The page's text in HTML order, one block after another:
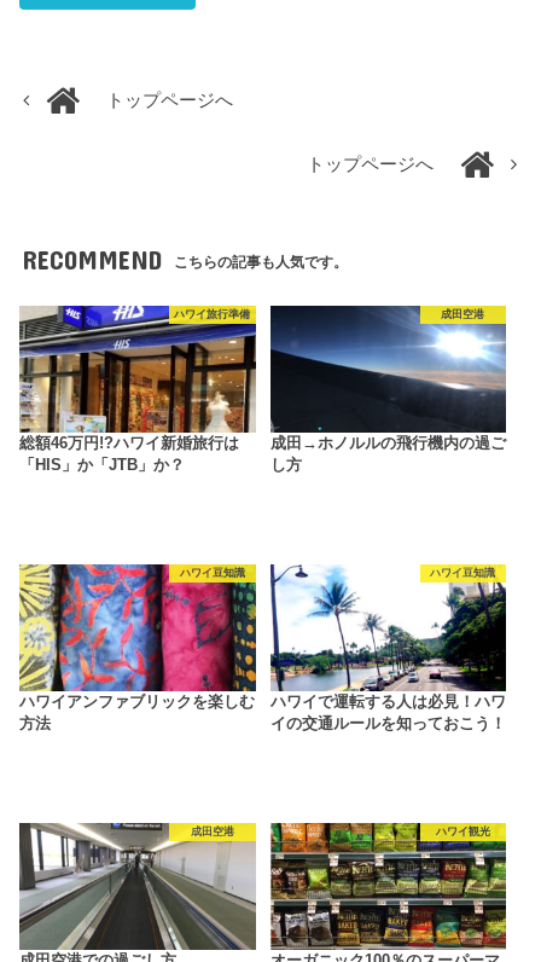
トップページへ
トップページへ
RECOMMEND こちらの記事も人気です。
ハワイ旅行準備
総額46万円!?ハワイ新婚旅行は
「HIS」か「JTB」か？
成田空港
成田→ホノルルの飛行機内の過ご
し方
ハワイ豆知識
ハワイアンファブリックを楽しむ
方法
ハワイ豆知識
ハワイで運転する人は必見！ハワ
イの交通ルールを知っておこう！
成田空港 ハワイ観光